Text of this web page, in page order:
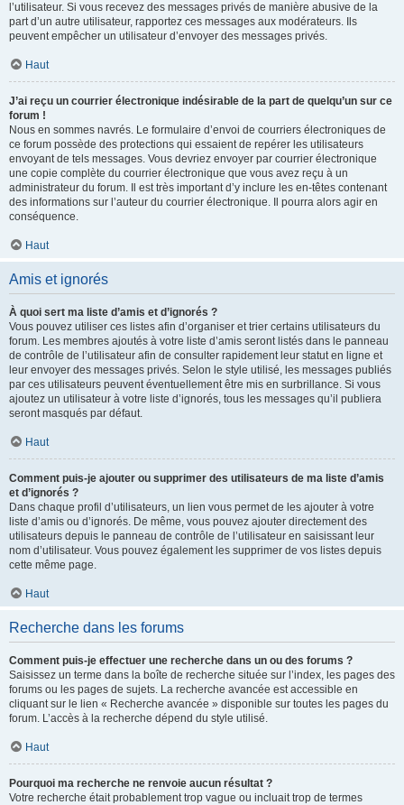
l’utilisateur. Si vous recevez des messages privés de manière abusive de la
part d’un autre utilisateur, rapportez ces messages aux modérateurs. Ils
peuvent empêcher un utilisateur d’envoyer des messages privés.
Haut
J’ai reçu un courrier électronique indésirable de la part de quelqu’un sur ce
forum !
Nous en sommes navrés. Le formulaire d’envoi de courriers électroniques de
ce forum possède des protections qui essaient de repérer les utilisateurs
envoyant de tels messages. Vous devriez envoyer par courrier électronique
une copie complète du courrier électronique que vous avez reçu à un
administrateur du forum. Il est très important d’y inclure les en-têtes contenant
des informations sur l’auteur du courrier électronique. Il pourra alors agir en
conséquence.
Haut
Amis et ignorés
À quoi sert ma liste d’amis et d’ignorés ?
Vous pouvez utiliser ces listes afin d’organiser et trier certains utilisateurs du
forum. Les membres ajoutés à votre liste d’amis seront listés dans le panneau
de contrôle de l’utilisateur afin de consulter rapidement leur statut en ligne et
leur envoyer des messages privés. Selon le style utilisé, les messages publiés
par ces utilisateurs peuvent éventuellement être mis en surbrillance. Si vous
ajoutez un utilisateur à votre liste d’ignorés, tous les messages qu’il publiera
seront masqués par défaut.
Haut
Comment puis-je ajouter ou supprimer des utilisateurs de ma liste d’amis
et d’ignorés ?
Dans chaque profil d’utilisateurs, un lien vous permet de les ajouter à votre
liste d’amis ou d’ignorés. De même, vous pouvez ajouter directement des
utilisateurs depuis le panneau de contrôle de l’utilisateur en saisissant leur
nom d’utilisateur. Vous pouvez également les supprimer de vos listes depuis
cette même page.
Haut
Recherche dans les forums
Comment puis-je effectuer une recherche dans un ou des forums ?
Saisissez un terme dans la boîte de recherche située sur l’index, les pages des
forums ou les pages de sujets. La recherche avancée est accessible en
cliquant sur le lien « Recherche avancée » disponible sur toutes les pages du
forum. L’accès à la recherche dépend du style utilisé.
Haut
Pourquoi ma recherche ne renvoie aucun résultat ?
Votre recherche était probablement trop vague ou incluait trop de termes